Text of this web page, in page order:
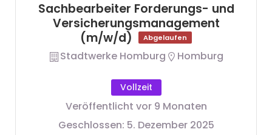
Sachbearbeiter Forderungs- und
Versicherungsmanagement
(m/w/d)
Abgelaufen
Stadtwerke Homburg Homburg
Vollzeit
Veröffentlicht vor 9 Monaten
Geschlossen: 5. Dezember 2025